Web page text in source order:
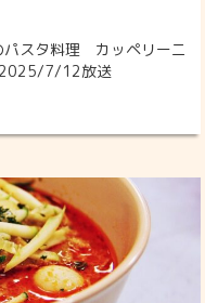
パスタ料理 カッペリーニ
2025/7/12放送